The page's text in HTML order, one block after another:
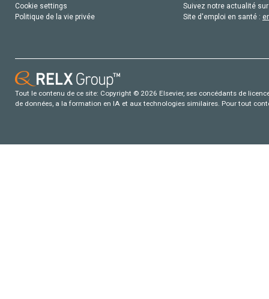
Cookie settings
Politique de la vie privée
Suivez notre actualité
Site d'emploi en santé :
Tout le contenu de ce site: Copyright © 2026 Elsevier, ses concédants de
de données, a la formation en IA et aux technologies similaires. Pour tout